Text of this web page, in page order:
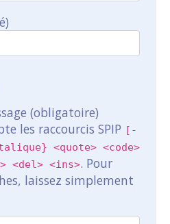
(obligatoire)
les raccourcis SPIP [-
<quote> <code>
<del> <ins>. Pour
laissez simplement